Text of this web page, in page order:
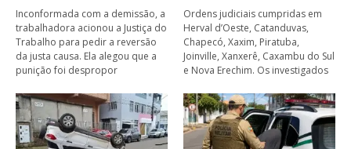
Inconformada com a demissão, a
trabalhadora acionou a Justiça do
Trabalho para pedir a reversão
da justa causa. Ela alegou que a
punição foi despropor
Ordens judiciais cumpridas em
Herval d’Oeste, Catanduvas,
Chapecó, Xaxim, Piratuba,
Joinville, Xanxerê, Caxambu do Sul
e Nova Erechim. Os investigados